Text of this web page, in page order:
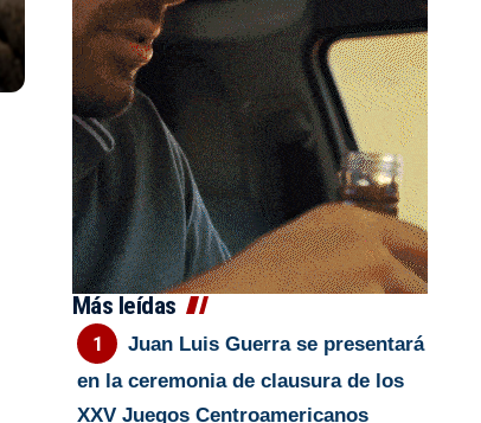
Más leídas
Juan Luis Guerra se presentará
en la ceremonia de clausura de los
XXV Juegos Centroamericanos